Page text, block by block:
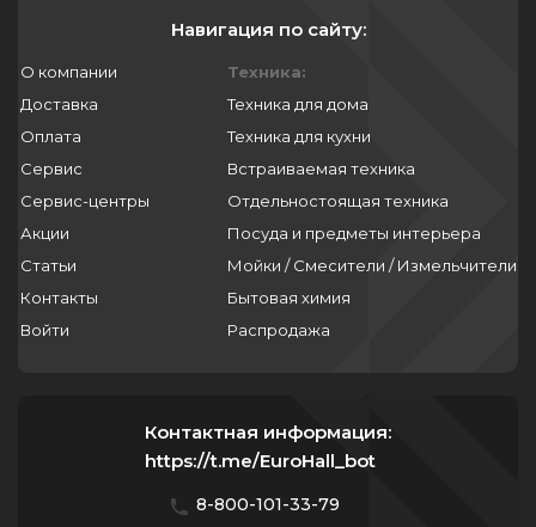
екатеринбурге
уплотнитель люка для стиральных машин
asko 708850
asko последняя модель стиральной
машины
бак для стиральной машины asko
уровень шума стиральных машин asko
стиральной машины hisense или asko
замок на стиральную машину asko
Навигация по сайту:
О компании
Доставка
Оплата
Сервис
Сервис-центры
Акции
Статьи
Контакты
Войти
Техника:
Техника для дома
Техника для кухни
Встраиваемая техника
Отдельностоящая техника
Посуда и предметы интерьера
Мойки / Смесители / Измельчители
Бытовая химия
Распродажа
Контактная информация:
https://t.me/EuroHall_bot
8-800-101-33-79